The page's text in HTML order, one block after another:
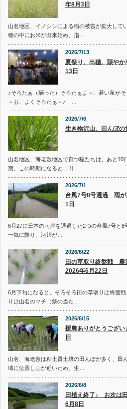
年8月3日
山名地区、イノシシによる稲の被害が拡大して
穂の中にお米が出来始め、指…
2026/7/13
夏祭り、出穂、賑や
13日
♪そろたぁ（揃った）そろたぁよ～、若い衆が
～お、よくそろたぁ～♪ …
2026/7/6
生き物沢山、田んぼ
山名地区、海老敷地区で育つ稲たちは、あと10
期。この時期になると、田…
2026/7/1
台風7号8号通過 雨
1日
6月27に日本の南岸を通過した2つの台風7号と
一気に降り、河川が…
2026/6/22
田の草取り終盤戦 農
2026年6月22日
6月下旬になると、そろそろ田の草取りは終盤
りは山名のマチ（祭の当た…
2026/6/15
援農ありがとうござ
日
山名、海老敷は粘土質土壌の田んぼが多く、田
域に位置し山が近いため、生…
2026/6/8
田植え終了♪ お次は
6月8日